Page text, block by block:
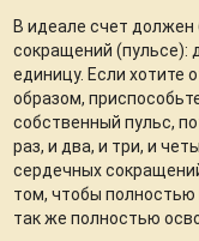
В идеале счет
сокращений (пульсе):
единицу. Если хотите
образом,
собственный пульс,
раз, и два, и три, и
сердечных
том, чтобы полностью
так же полностью